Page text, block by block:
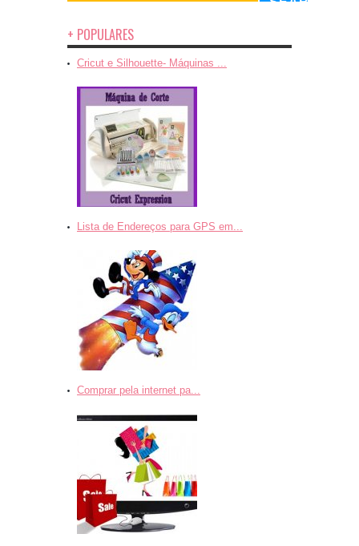
+ POPULARES
Cricut e Silhouette- Máquinas ...
Lista de Endereços para GPS em...
Comprar pela internet pa...